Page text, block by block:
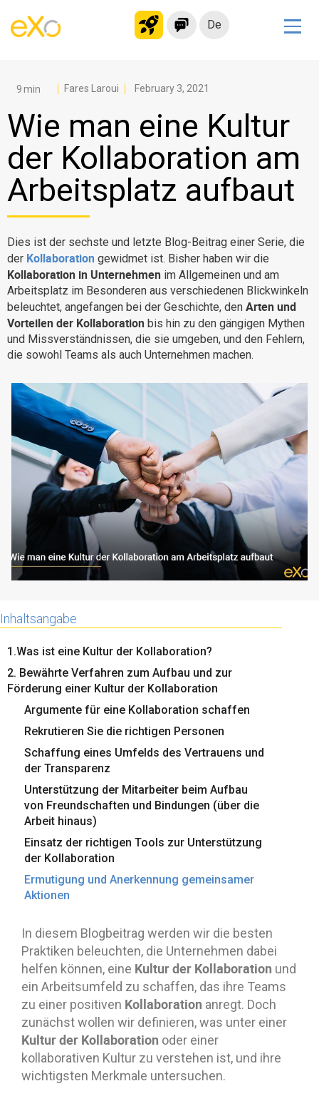
De
Modernes Intranet
Soziales Netzwerk
Wissensmanagement
Bewerbungsportal
Alternative zu Microsoft 365
Produkt
Plattform-Übersicht
Warum eXo
Internationalisierung
Mobil
Kein Code
Integrationen
Kontrollierte KI
Architektur
Sicherheit
Open Source
Über uns
Karriere
Ressourcen-Center
Blog
Kontakt
Testen Sie eXo
Fares Laroui February 3, 2021
Wie man eine Kultur
der Kollaboration am
Arbeitsplatz aufbaut
Dies ist der sechste und letzte Blog-Beitrag einer Serie, die
der Kollaboration gewidmet ist. Bisher haben wir die
Kollaboration in Unternehmen im Allgemeinen und am
Arbeitsplatz im Besonderen aus verschiedenen Blickwinkeln
beleuchtet, angefangen bei der Geschichte, den Arten und
Vorteilen der Kollaboration bis hin zu den gängigen Mythen
und Missverständnissen, die sie umgeben, und den Fehlern,
die sowohl Teams als auch Unternehmen machen.
Inhaltsangabe
1.Was ist eine Kultur der Kollaboration?
2. Bewährte Verfahren zum Aufbau und zur
Förderung einer Kultur der Kollaboration
Argumente für eine Kollaboration schaffen
Rekrutieren Sie die richtigen Personen
Schaffung eines Umfelds des Vertrauens und
der Transparenz
Unterstützung der Mitarbeiter beim Aufbau
von Freundschaften und Bindungen (über die
Arbeit hinaus)
Einsatz der richtigen Tools zur Unterstützung
der Kollaboration
Ermutigung und Anerkennung gemeinsamer
Aktionen
In diesem Blogbeitrag werden wir die besten
Praktiken beleuchten, die Unternehmen dabei
helfen können, eine Kultur der Kollaboration und
ein Arbeitsumfeld zu schaffen, das ihre Teams
zu einer positiven Kollaboration anregt. Doch
zunächst wollen wir definieren, was unter einer
Kultur der Kollaboration oder einer
kollaborativen Kultur zu verstehen ist, und ihre
wichtigsten Merkmale untersuchen.